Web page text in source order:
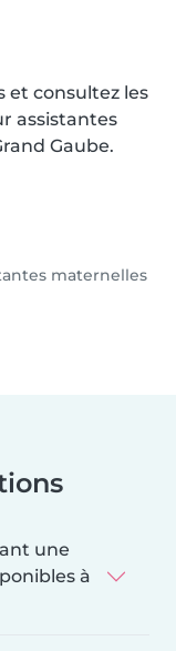
et consultez les
assistantes
Gaube.
maternelles
une
à